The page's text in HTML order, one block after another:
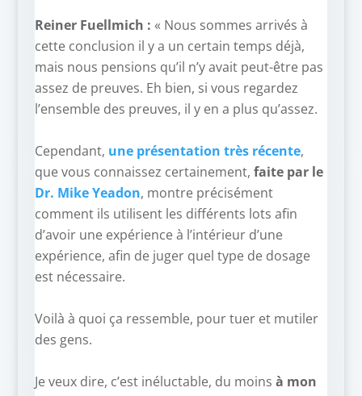
Reiner Fuellmich : « Nous sommes arrivés à
cette conclusion il y a un certain temps déjà,
mais nous pensions qu’il n’y avait peut-être pas
assez de preuves. Eh bien, si vous regardez
l’ensemble des preuves, il y en a plus qu’assez.
Cependant, une présentation très récente,
que vous connaissez certainement, faite par le
Dr. Mike Yeadon, montre précisément
comment ils utilisent les différents lots afin
d’avoir une expérience à l’intérieur d’une
expérience, afin de juger quel type de dosage
est nécessaire.
Voilà à quoi ça ressemble, pour tuer et mutiler
des gens.
Je veux dire, c’est inéluctable, du moins à mon